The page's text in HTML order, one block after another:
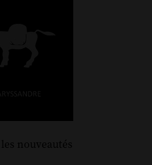
nouveautés